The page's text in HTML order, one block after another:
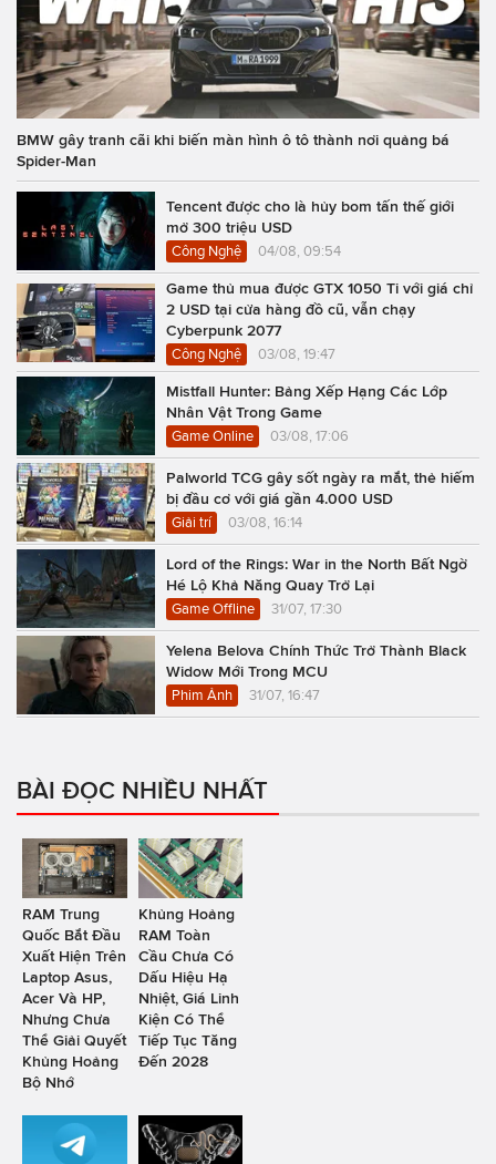
BMW gây tranh cãi khi biến màn hình ô tô thành nơi quảng bá
Spider-Man
Tencent được cho là hủy bom tấn thế giới
mở 300 triệu USD
Công Nghệ 04/08, 09:54
Game thủ mua được GTX 1050 Ti với giá chỉ
2 USD tại cửa hàng đồ cũ, vẫn chạy
Cyberpunk 2077
Công Nghệ 03/08, 19:47
Mistfall Hunter: Bảng Xếp Hạng Các Lớp
Nhân Vật Trong Game
Game Online 03/08, 17:06
Palworld TCG gây sốt ngày ra mắt, thẻ hiếm
bị đầu cơ với giá gần 4.000 USD
Giải trí 03/08, 16:14
Lord of the Rings: War in the North Bất Ngờ
Hé Lộ Khả Năng Quay Trở Lại
Game Offline 31/07, 17:30
Yelena Belova Chính Thức Trở Thành Black
Widow Mới Trong MCU
Phim Ảnh 31/07, 16:47
BÀI ĐỌC NHIỀU NHẤT
RAM Trung
Quốc Bắt Đầu
Xuất Hiện Trên
Laptop Asus,
Acer Và HP,
Nhưng Chưa
Thể Giải Quyết
Khủng Hoảng
Bộ Nhớ
Khủng Hoảng
RAM Toàn
Cầu Chưa Có
Dấu Hiệu Hạ
Nhiệt, Giá Linh
Kiện Có Thể
Tiếp Tục Tăng
Đến 2028